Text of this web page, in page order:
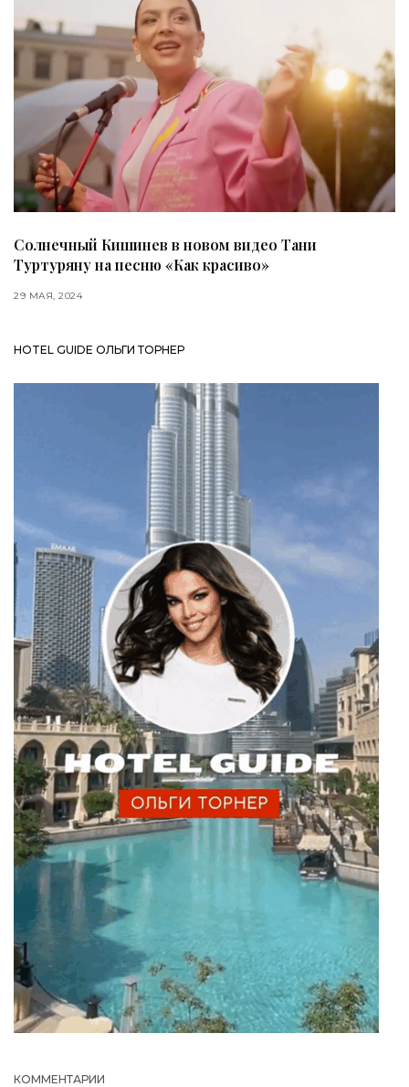
Солнечный Кишинев в новом видео Тани
Туртуряну на песню «Как красиво»
29 МАЯ, 2024
HOTEL GUIDE ОЛЬГИ ТОРНЕР
КОММЕНТАРИИ